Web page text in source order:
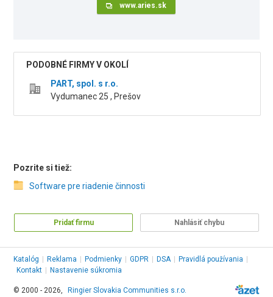
www.aries.sk
PODOBNÉ FIRMY V OKOLÍ
PART, spol. s r.o.
Vydumanec 25 , Prešov
Pozrite si tiež:
Software pre riadenie činnosti
Pridať firmu Nahlásiť chybu
Katalóg Reklama Podmienky GDPR DSA Pravidlá používania
Kontakt
Nastavenie súkromia
© 2000 - 2026, Ringier Slovakia Communities s.r.o.